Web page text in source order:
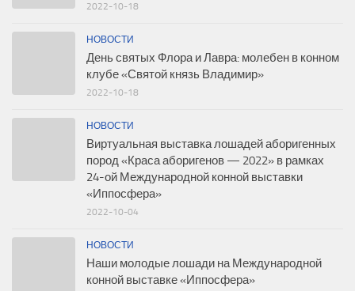
2022-10-18
НОВОСТИ
День святых Флора и Лавра: молебен в конном
клубе «Святой князь Владимир»
2022-10-18
НОВОСТИ
Виртуальная выставка лошадей аборигенных
пород «Краса аборигенов — 2022» в рамках
24-ой Международной конной выставки
«Иппосфера»
2022-10-04
НОВОСТИ
Наши молодые лошади на Международной
конной выставке «Иппосфера»